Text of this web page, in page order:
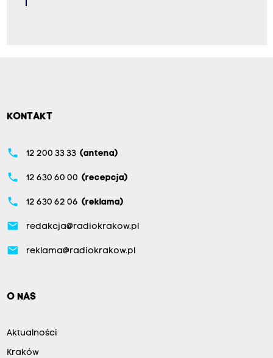
KONTAKT
phone 12 200 33 33 (antena)
phone 12 630 60 00 (recepcja)
phone 12 630 62 06 (reklama)
email redakcja@radiokrakow.pl
email reklama@radiokrakow.pl
O NAS
Aktualności
Kraków